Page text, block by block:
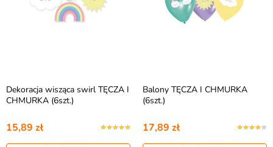
Dekoracja wisząca swirl TĘCZA I
CHMURKA (6szt.)
15,89 zł
Balony TĘCZA I CHMURKA
(6szt.)
17,89 zł